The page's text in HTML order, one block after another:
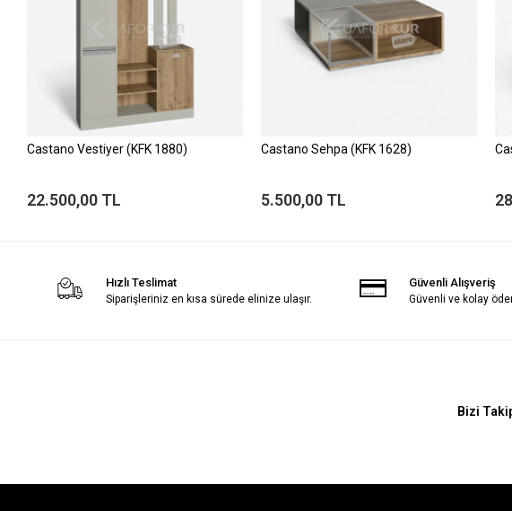
Castano Vestiyer (KFK 1880)
22.500,00 TL
Castano Sehpa (KFK 1628)
5.500,00 TL
Hızlı Teslimat
Siparişleriniz en kısa sürede elinize ulaşır.
Güvenli Alışveriş
Güvenli ve kolay
Bizi